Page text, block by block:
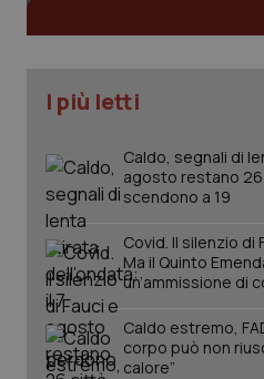
I più letti
Caldo, segnali di
agosto restano
scendono a 19
Covid. Il silenzio di
Ma il Quinto
un’ammissione di
Caldo estremo,
corpo può non
calore”